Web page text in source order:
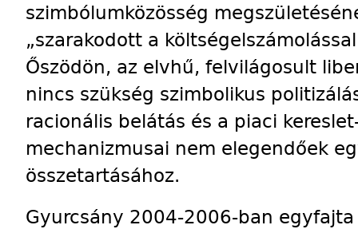
szimbólumközösség
„szarakodott a
Őszödön, az elvhű, felvilágosult
nincs szükség szimbolikus
racionális belátás és a piaci
mechanizmusai nem elegendőek
összetartásához.
Gyurcsány 2004-2006-ban